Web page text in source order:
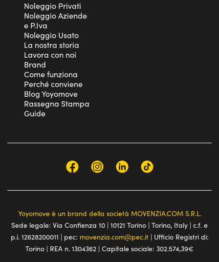
Noleggio Privati
Noleggio Aziende
e P.Iva
Noleggio Usato
La nostra storia
Lavora con noi
Brand
Come funziona
Perché conviene
Blog Yoyomove
Rassegna Stampa
Guide
Yoyomove è un brand della società MOVENZIA.COM S.R.L.
Sede legale: Via Confienza 10 | 10121 Torino | Torino, Italy | c.f. e
p.i. 12628200011 | pec: movenzia.com@pec.it| Ufficio Registri di:
Torino | REA n. 1304362 | Capitale sociale: 302.574,39€